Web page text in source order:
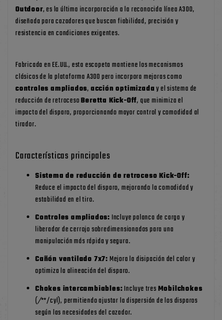
Outdoor, es la última incorporación a la reconocida línea A300,
diseñada para cazadores que buscan fiabilidad, precisión y
resistencia en condiciones exigentes.
Fabricada en EE.UU., esta escopeta mantiene los mecanismos
clásicos de la plataforma A300 pero incorpora mejoras como
controles ampliados, acción optimizaday el sistema de
reducción de retrocesoBeretta Kick-Off, que minimiza el
impacto del disparo, proporcionando mayor control y comodidad al
tirador.
Características principales
Sistema de reducción de retroceso Kick-Off:
Reduce el impacto del disparo, mejorando la comodidad y
estabilidad en el tiro.
Controles ampliados: Incluye palanca de carga y
liberador de cerrojo sobredimensionados para una
manipulación más rápida y segura.
Cañón ventilado 7x7: Mejora la disipación del calor y
optimiza la alineación del disparo.
Chokes intercambiables:Incluye tresMobilchokes
(/**/cyl), permitiendo ajustar la dispersión de los disparos
según las necesidades del cazador.